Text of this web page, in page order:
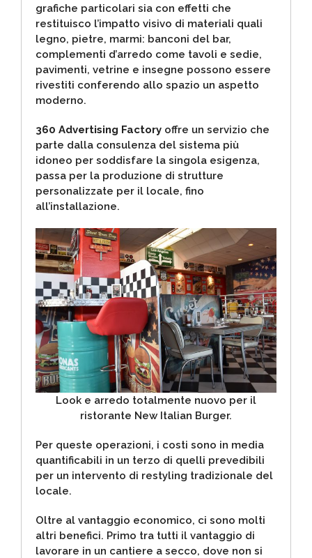
grafiche particolari sia con effetti che
restituisco l’impatto visivo di materiali quali
legno, pietre, marmi: banconi del bar,
complementi d’arredo come tavoli e sedie,
pavimenti, vetrine e insegne possono essere
rivestiti conferendo allo spazio un aspetto
moderno.
360 Advertising Factory offre un servizio che
parte dalla consulenza del sistema più
idoneo per soddisfare la singola esigenza,
passa per la produzione di strutture
personalizzate per il locale, fino
all’installazione.
Look e arredo totalmente nuovo per il
ristorante New Italian Burger.
Per queste operazioni, i costi sono in media
quantificabili in un terzo di quelli prevedibili
per un intervento di restyling tradizionale del
locale.
Oltre al vantaggio economico, ci sono molti
altri benefici. Primo tra tutti il vantaggio di
lavorare in un cantiere a secco, dove non si